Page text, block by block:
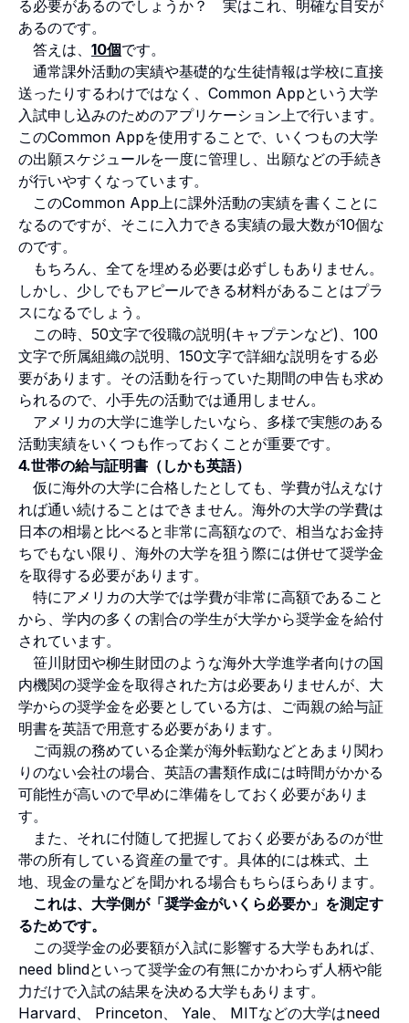
る必要があるのでしょうか？ 実はこれ、明確な目安が
あるのです。
答えは、 10個です。
通常課外活動の実績や基礎的な生徒情報は学校に直接
送ったりするわけではなく、Common Appという大学
入試申し込みのためのアプリケーション上で行います。
このCommon Appを使用することで、いくつもの大学
の出願スケジュールを一度に管理し、出願などの手続き
が行いやすくなっています。
このCommon App上に課外活動の実績を書くことに
なるのですが、そこに入力できる実績の最大数が10個な
のです。
もちろん、全てを埋める必要は必ずしもありません。
しかし、少しでもアピールできる材料があることはプラ
スになるでしょう。
この時、50文字で役職の説明(キャプテンなど)、100
文字で所属組織の説明、150文字で詳細な説明をする必
要があります。その活動を行っていた期間の申告も求め
られるので、小手先の活動では通用しません。
アメリカの大学に進学したいなら、多様で実態のある
活動実績をいくつも作っておくことが重要です。
4.世帯の給与証明書（しかも英語）
仮に海外の大学に合格したとしても、学費が払えなけ
れば通い続けることはできません。海外の大学の学費は
日本の相場と比べると非常に高額なので、相当なお金持
ちでもない限り、海外の大学を狙う際には併せて奨学金
を取得する必要があります。
特にアメリカの大学では学費が非常に高額であること
から、学内の多くの割合の学生が大学から奨学金を給付
されています。
笹川財団や柳生財団のような海外大学進学者向けの国
内機関の奨学金を取得された方は必要ありませんが、大
学からの奨学金を必要としている方は、ご両親の給与証
明書を英語で用意する必要があります。
ご両親の務めている企業が海外転勤などとあまり関わ
りのない会社の場合、英語の書類作成には時間がかかる
可能性が高いので早めに準備をしておく必要がありま
す。
また、それに付随して把握しておく必要があるのが世
帯の所有している資産の量です。具体的には株式、土
地、現金の量などを聞かれる場合もちらほらあります。
これは、大学側が「奨学金がいくら必要か」を測定す
るためです。
この奨学金の必要額が入試に影響する大学もあれば、
need blindといって奨学金の有無にかかわらず人柄や能
力だけで入試の結果を決める大学もあります。
Harvard、 Princeton、 Yale、 MITなどの大学はneed